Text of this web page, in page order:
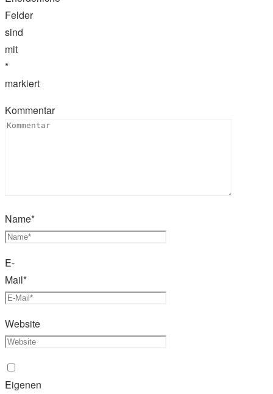
Felder
sind
mit
*
markiert
Kommentar
Name*
E-
Mail*
Website
Eigenen